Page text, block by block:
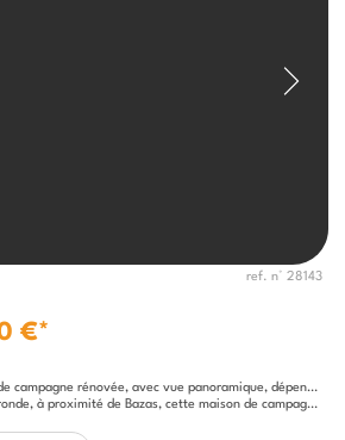
ref. n° 28143
€*
Sud Gironde, Belle maison de campagne rénovée, avec vue panoramique, dépendances et piscine..11 hectares
de Bazas, cette maison de campagne offre une vue magnifique sur le...